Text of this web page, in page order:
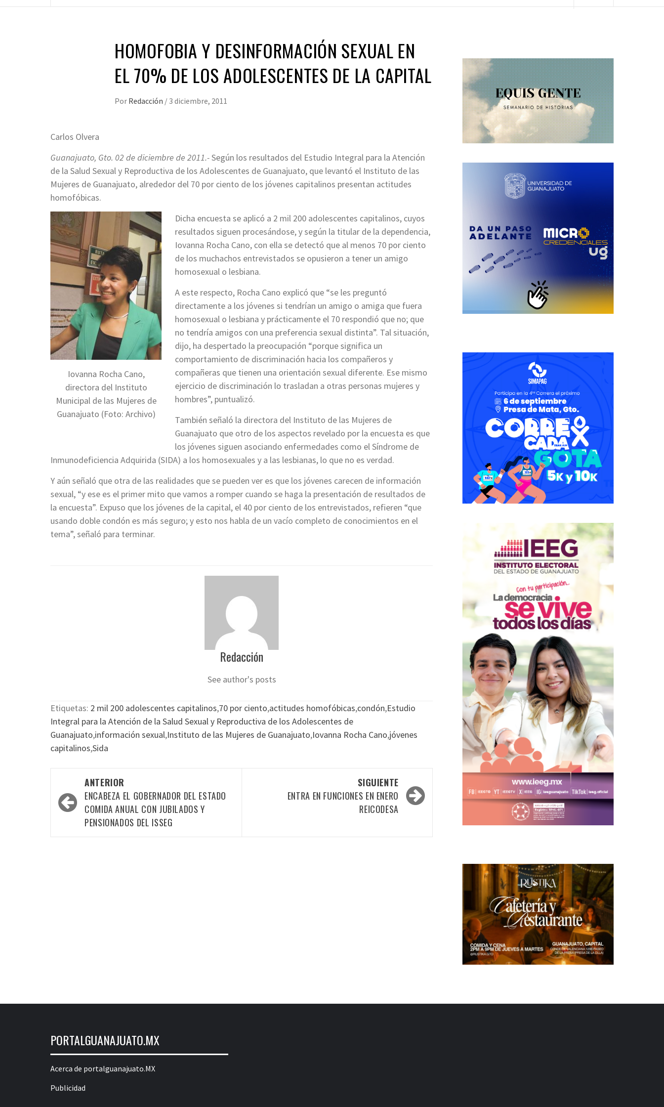
HOMOFOBIA Y DESINFORMACIÓN SEXUAL EN
EL 70% DE LOS ADOLESCENTES DE LA CAPITAL
Por Redacción / 3 diciembre, 2011
Carlos Olvera
Guanajuato, Gto. 02 de diciembre de 2011.-Según los resultados del Estudio Integral para la Atención
de la Salud Sexual y Reproductiva de los Adolescentes de Guanajuato, que levantó el Instituto de las
Mujeres de Guanajuato, alrededor del 70 por ciento de los jóvenes capitalinos presentan actitudes
homofóbicas.
Iovanna Rocha Cano,
directora del Instituto
Municipal de las Mujeres de
Guanajuato (Foto: Archivo)
Dicha encuesta se aplicó a 2 mil 200 adolescentes capitalinos, cuyos
resultados siguen procesándose, y según la titular de la dependencia,
Iovanna Rocha Cano, con ella se detectó que al menos 70 por ciento
de los muchachos entrevistados se opusieron a tener un amigo
homosexual o lesbiana.
A este respecto, Rocha Cano explicó que “se les preguntó
directamente a los jóvenes si tendrían un amigo o amiga que fuera
homosexual o lesbiana y prácticamente el 70 respondió que no; que
no tendría amigos con una preferencia sexual distinta”. Tal situación,
dijo, ha despertado la preocupación “porque significa un
comportamiento de discriminación hacia los compañeros y
compañeras que tienen una orientación sexual diferente. Ese mismo
ejercicio de discriminación lo trasladan a otras personas mujeres y
hombres”, puntualizó.
También señaló la directora del Instituto de las Mujeres de
Guanajuato que otro de los aspectos revelado por la encuesta es que
los jóvenes siguen asociando enfermedades como el Síndrome de
Inmunodeficiencia Adquirida (SIDA) a los homosexuales y a las lesbianas, lo que no es verdad.
Y aún señaló que otra de las realidades que se pueden ver es que los jóvenes carecen de información
sexual, “y ese es el primer mito que vamos a romper cuando se haga la presentación de resultados de
la encuesta”. Expuso que los jóvenes de la capital, el 40 por ciento de los entrevistados, refieren “que
usando doble condón es más seguro; y esto nos habla de un vacío completo de conocimientos en el
tema”, señaló para terminar.
Redacción
See author's posts
Etiquetas: 2 mil 200 adolescentes capitalinos,70 por ciento,actitudes homofóbicas,condón,Estudio
Integral para la Atención de la Salud Sexual y Reproductiva de los Adolescentes de
Guanajuato,información sexual,Instituto de las Mujeres de Guanajuato,Iovanna Rocha Cano,jóvenes
capitalinos,Sida
Navegación
por
las
entradas
ANTERIOR
ENCABEZA EL GOBERNADOR DEL ESTADO
COMIDA ANUAL CON JUBILADOS Y
PENSIONADOS DEL ISSEG
SIGUIENTE
ENTRA EN FUNCIONES EN ENERO
REICODESA
PORTALGUANAJUATO.MX
Acerca de portalguanajuato.MX
Publicidad